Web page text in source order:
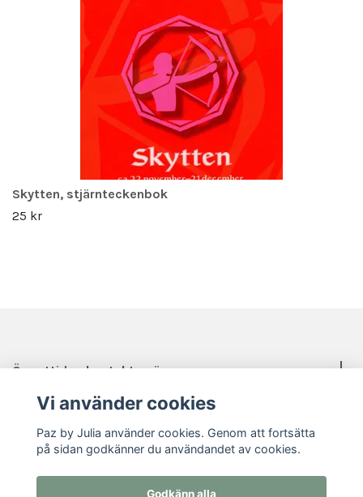
Skytten, stjärnteckenbok
25 kr
Öppettider, kontakt, mässor mm.
Vi använder cookies
Paz by Julia använder cookies. Genom att fortsätta
på sidan godkänner du användandet av cookies.
Godkänn alla